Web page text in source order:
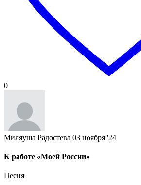
0
Миляуша Радостева 03 ноября '24
К работе «Моей России»
Песня